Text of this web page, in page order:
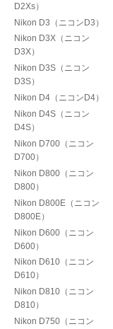
D2Xs）
Nikon D3（ニコンD3）
Nikon D3X（ニコン
D3X）
Nikon D3S（ニコン
D3S）
Nikon D4（ニコンD4）
Nikon D4S（ニコン
D4S）
Nikon D700（ニコン
D700）
Nikon D800（ニコン
D800）
Nikon D800E（ニコン
D800E）
Nikon D600（ニコン
D600）
Nikon D610（ニコン
D610）
Nikon D810（ニコン
D810）
Nikon D750（ニコン